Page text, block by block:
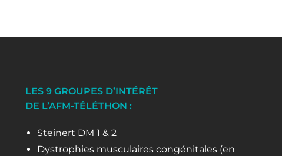
LES 9 GROUPES D’INTÉRÊT
DE L’AFM-TÉLÉTHON :
Steinert DM 1 & 2
Dystrophies musculaires congénitales (en